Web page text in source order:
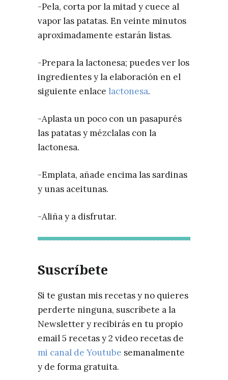
-Pela, corta por la mitad y cuece al
vapor las patatas. En veinte minutos
aproximadamente estarán listas.
-Prepara la lactonesa; puedes ver los
ingredientes y la elaboración en el
siguiente enlace lactonesa.
-Aplasta un poco con un pasapurés
las patatas y mézclalas con la
lactonesa.
-Emplata, añade encima las sardinas
y unas aceitunas.
-Aliña y a disfrutar.
Suscríbete
Si te gustan mis recetas y no quieres
perderte ninguna, suscríbete a la
Newsletter y recibirás en tu propio
email 5 recetas y 2 video recetas de
mi canal de Youtube semanalmente
y de forma gratuita.